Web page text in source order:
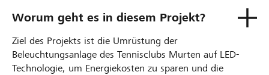
Worum geht es in diesem Projekt?
Ziel des Projekts ist die Umrüstung der
Beleuchtungsanlage des Tennisclubs Murten auf LED-
Technologie, um Energiekosten zu sparen und die